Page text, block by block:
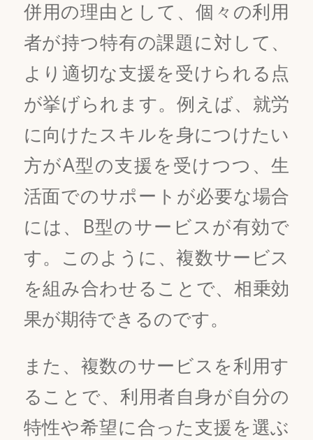
併用の理由として、個々の利用
者が持つ特有の課題に対して、
より適切な支援を受けられる点
が挙げられます。例えば、就労
に向けたスキルを身につけたい
方がA型の支援を受けつつ、生
活面でのサポートが必要な場合
には、B型のサービスが有効で
す。このように、複数サービス
を組み合わせることで、相乗効
果が期待できるのです。
また、複数のサービスを利用す
ることで、利用者自身が自分の
特性や希望に合った支援を選ぶ